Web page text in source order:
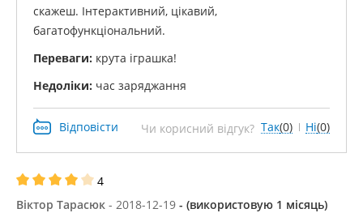
скажеш. Інтерактивний, цікавий,
багатофункціональний.
Переваги: ​​крута іграшка!
Недоліки: час заряджання
Відповісти Чи корисний відгук? Так(0) Ні(0)
4
Віктор Тарасюк - 2018-12-19 - (використовую 1 місяць)